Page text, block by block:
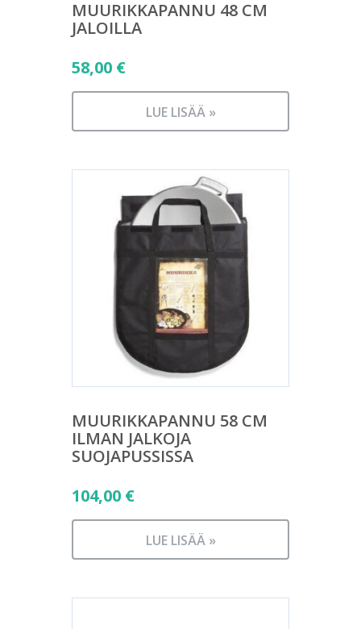
MUURIKKAPANNU 48 CM
JALOILLA
58,00 €
LUE LISÄÄ »
MUURIKKAPANNU 58 CM
ILMAN JALKOJA
SUOJAPUSSISSA
104,00 €
LUE LISÄÄ »